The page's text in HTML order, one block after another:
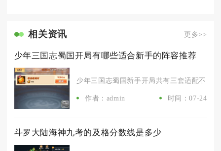
相关资讯 更多>>
少年三国志蜀国开局有哪些适合新手的阵容推荐
少年三国志蜀国新手开局共有三套适配不同
作者：admin 时间：07-24
斗罗大陆海神九考的及格分数线是多少